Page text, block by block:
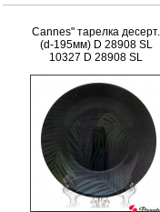
Cannes" тарелка десерт.
(d-195мм) D 28908 SL
10327 D 28908 SL